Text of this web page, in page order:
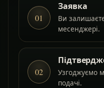
01
Заявка
Ви
месенджері.
02
Узгоджуємо
подачі.